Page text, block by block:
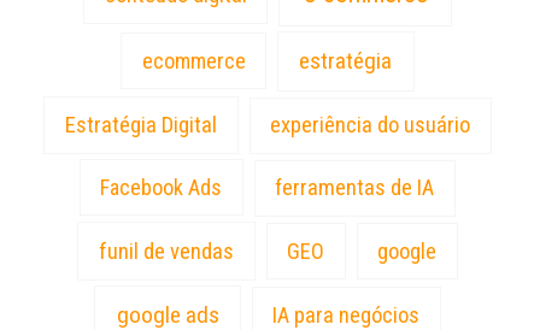
ecommerce estratégia
Estratégia Digital experiência do usuário
Facebook Ads ferramentas de IA
funil de vendas GEO google
google ads IA para negócios